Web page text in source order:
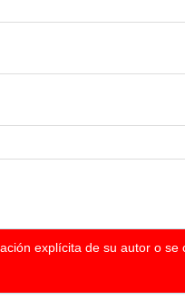
explícita de su autor o se